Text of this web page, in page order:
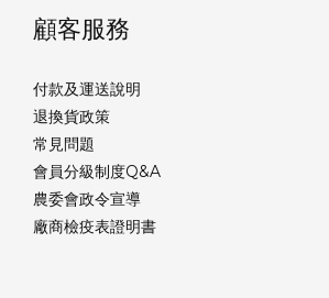
顧客服務
付款及運送說明
退換貨政策
常見問題
會員分級制度Q&A
農委會政令宣導
廠商檢疫表證明書